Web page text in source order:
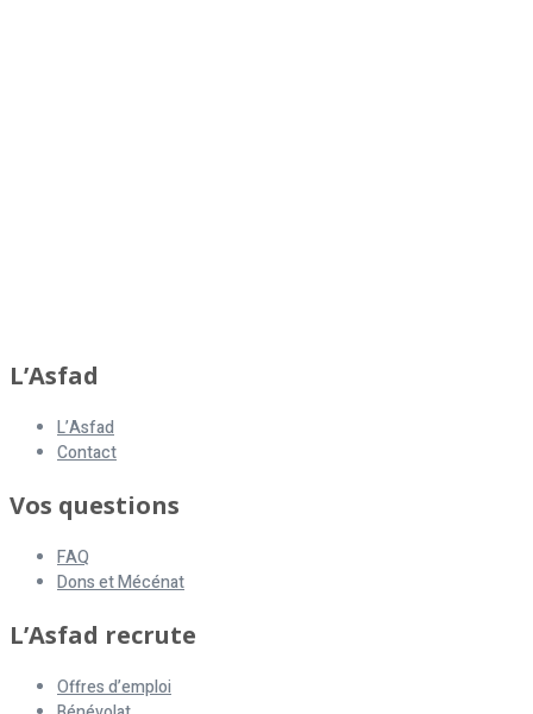
L’Asfad
L’Asfad
Contact
Vos questions
FAQ
Dons et Mécénat
L’Asfad recrute
Offres d’emploi